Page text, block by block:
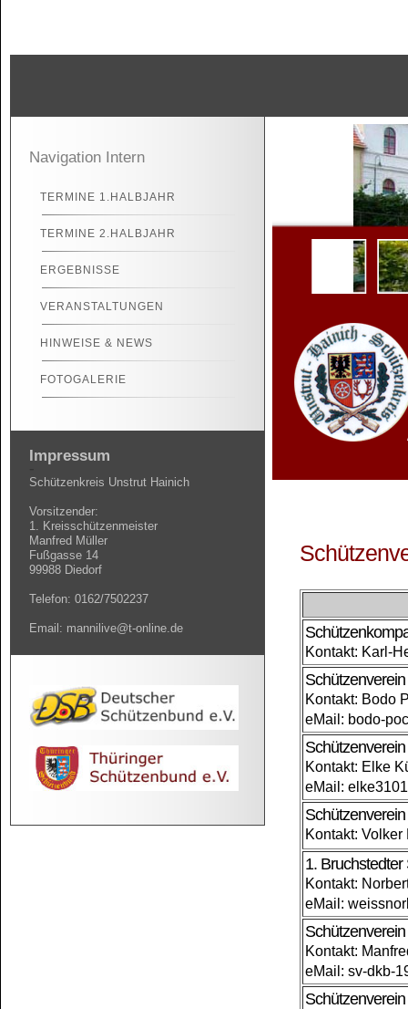
Navigation Intern
TERMINE 1.HALBJAHR
TERMINE 2.HALBJAHR
ERGEBNISSE
VERANSTALTUNGEN
HINWEISE & NEWS
FOTOGALERIE
Impressum
Schützenkreis Unstrut Hainich
Vorsitzender:
1. Kreisschützenmeister
Manfred Müller
Fußgasse 14
99988 Diedorf
Telefon: 0162/7502237
Email: mannilive@t-online.de
Kontakt: Karl-
Kontakt: Bodo
eMail: bodo-
Kontakt: Elke
eMail:
Kontakt:
1.
Kontakt:
eMail:
Kontakt:
eMail: sv-dkb-